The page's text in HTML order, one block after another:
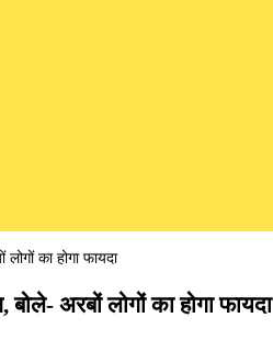
का होगा फायदा
अरबों लोगों का होगा फायदा